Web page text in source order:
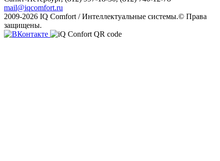
mail@iqcomfort.ru
2009-2026 IQ Comfort / Интеллектуальные системы.© Права
защищены.